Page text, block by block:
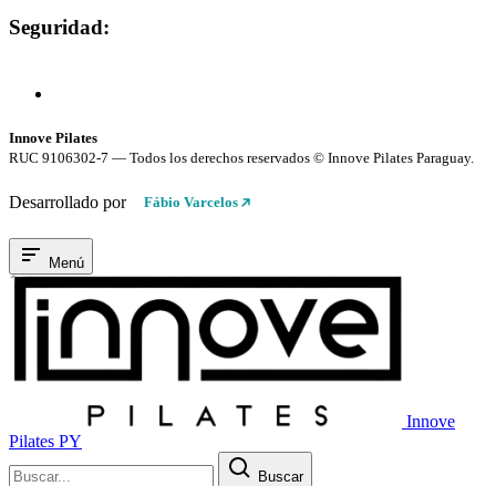
Seguridad:
Innove Pilates
RUC 9106302-7 — Todos los derechos reservados © Innove Pilates Paraguay.
Desarrollado por Fábio Varcelos
Menú
Innove
Pilates PY
Buscar